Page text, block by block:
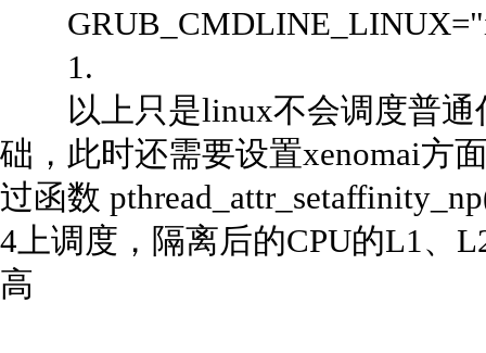
1.
以上只是linux不会调度普通
础，此时还需要设置xenomai方
过函数
4上调度，隔离后的CPU的L1、
高